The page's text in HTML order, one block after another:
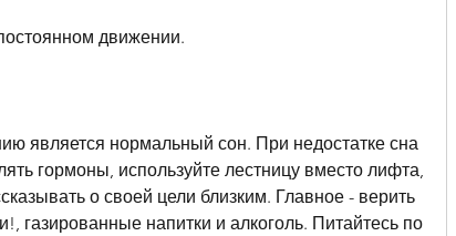
движении.
является нормальный сон. При недостатке сна
гормоны, используйте лестницу вместо лифта,
о своей цели близким. Главное - верить
газированные напитки и алкоголь. Питайтесь по